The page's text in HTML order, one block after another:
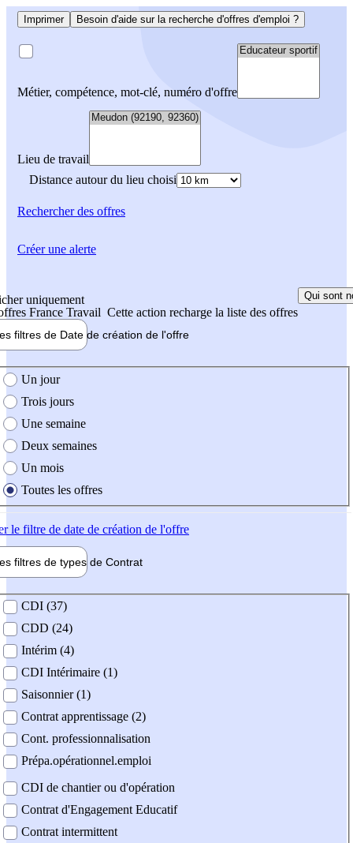
Imprimer Besoin d'aide sur la recherche d'offres d'emploi ?
Métier, compétence, mot-clé, numéro d'offre
Lieu de travail
Distance autour du lieu choisi
Rechercherdes offres
uniquement
France Travail Cette action recharge la liste des offres
Qui sont
filtres de Date de création de l'offre
création de l'offre
Un jour
Trois jours
Une semaine
Deux semaines
Un mois
Toutes les offres
le filtre de date de création de l'offre
filtres de types de Contrat
contrat
CDI (37)
CDD (24)
Intérim (4)
CDI Intérimaire (1)
Saisonnier (1)
Contrat apprentissage (2)
Cont. professionnalisation
Prépa.opérationnel.emploi
CDI de chantier ou d'opération
Contrat d'Engagement Educatif
Contrat intermittent
Créer une alerte